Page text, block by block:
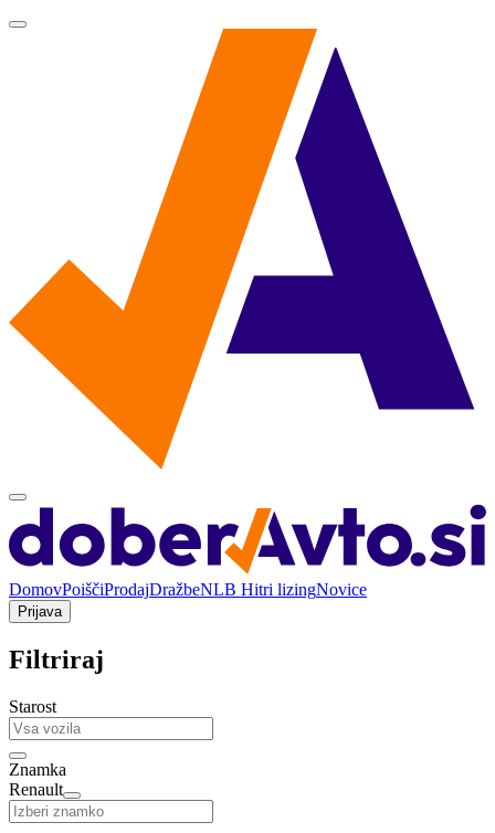
DomovPoiščiProdajDražbeNLB Hitri lizingNovice
Prijava
Filtriraj
Starost
Znamka
Renault